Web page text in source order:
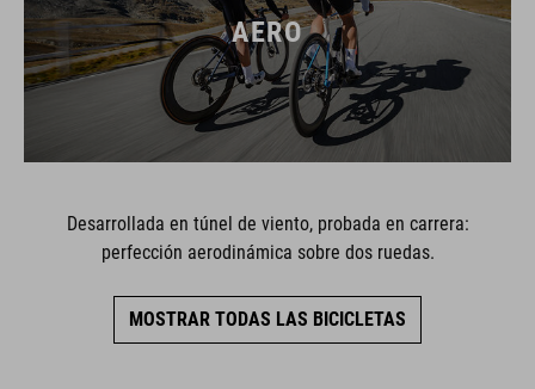
AERO
Desarrollada en túnel de viento, probada en carrera:
perfección aerodinámica sobre dos ruedas.
MOSTRAR TODAS LAS BICICLETAS